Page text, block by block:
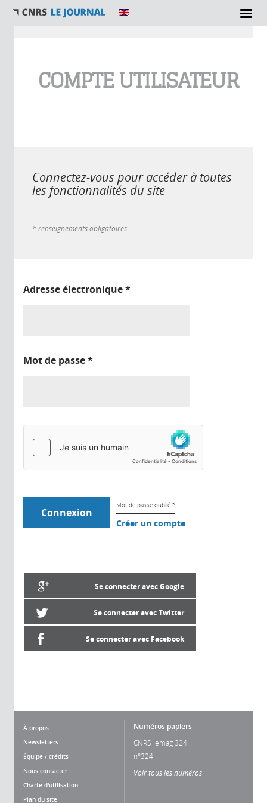
COMPTE UTILISATEUR
Connectez-vous pour accéder à toutes
les fonctionnalités du site
* renseignements obligatoires
Adresse électronique*
Mot de passe*
Mot de passe oublié ?
Créer un compte
Se connecter avec Google
Se connecter avec Twitter
Se connecter avec Facebook
À propos
Newsletters
Équipe / crédits
Nous contacter
Charte d'utilisation
Plan du site
Numéros papiers
CNRS lemag 324
n°324
Voir tous les numéros